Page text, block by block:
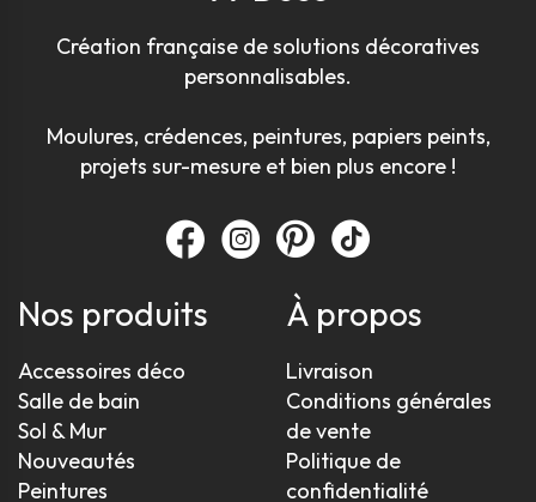
Création française de solutions décoratives
personnalisables.
Moulures, crédences, peintures, papiers peints,
projets sur-mesure et bien plus encore !
Nos produits
Accessoires déco
Salle de bain
Sol & Mur
Nouveautés
Peintures
À propos
Livraison
Conditions générales
de vente
Politique de
confidentialité